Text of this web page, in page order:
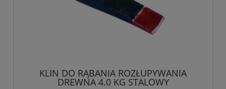
KLIN DO RĄBANIA ROZŁUPYWANIA
DREWNA 4.0 KG STALOWY